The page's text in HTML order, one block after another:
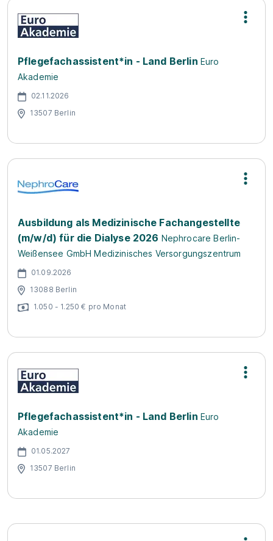
Pflegefachassistent*in - Land Berlin Euro
Akademie
02.11.2026
13507 Berlin
Ausbildung als Medizinische Fachangestellte
(m/w/d) für die Dialyse 2026 Nephrocare Berlin-
Weißensee GmbH Medizinisches Versorgungszentrum
01.09.2026
13088 Berlin
1.050 - 1.250 € pro Monat
Pflegefachassistent*in - Land Berlin Euro
Akademie
01.05.2027
13507 Berlin